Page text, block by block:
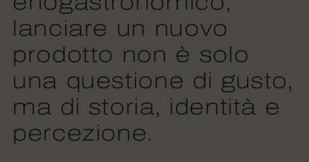
lanciare un nuovo
prodotto non è solo
una questione di gusto,
ma di storia, identità e
percezione.